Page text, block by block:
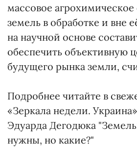
массовое агрохимическое
земель в обработке и вне
на научной основе
обеспечить объективную
будущего рынка земли,
Подробнее читайте в
«Зеркала недели.
Эдуарда Дегодюка
нужны, но какие?"